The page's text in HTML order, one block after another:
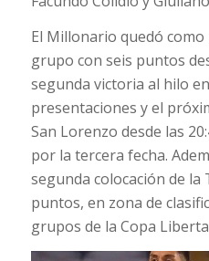
El Millonario quedó
grupo con seis puntos
segunda victoria al hilo
presentaciones y el
San Lorenzo desde las
por la tercera fecha.
segunda colocación de la
puntos, en zona de
grupos de la Copa